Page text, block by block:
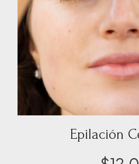
Epilación